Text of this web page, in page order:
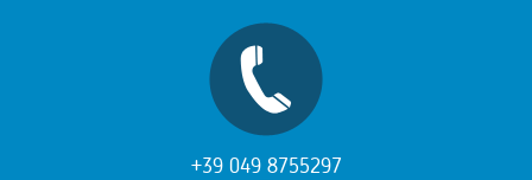
+39 049 8755297